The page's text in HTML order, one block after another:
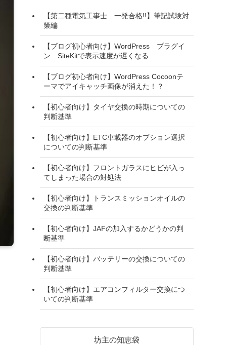
【第二種電気工事士 一発合格!!】筆記試験対
策編
【ブログ初心者向け】WordPress プラグイ
ン SiteKitで表示速度が遅くなる
【ブログ初心者向け】WordPress Cocoonテ
ーマでアイキャッチ画像が消えた！？
【初心者向け】タイヤ交換の時期についての
判断基準
【初心者向け】ETC車載器のオプション選択
についての判断基準
【初心者向け】フロントガラスにヒビが入っ
てしまった場合の対処法
【初心者向け】トランスミッションオイルの
交換の判断基準
【初心者向け】JAFの加入するかどうかの判
断基準
【初心者向け】バッテリーの交換についての
判断基準
【初心者向け】エアコンフィルター交換につ
いての判断基準
坊主の知恵袋